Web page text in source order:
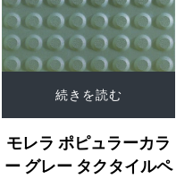
続きを読む
モレラ ポピュラーカラ
ー グレー タクタイルペ